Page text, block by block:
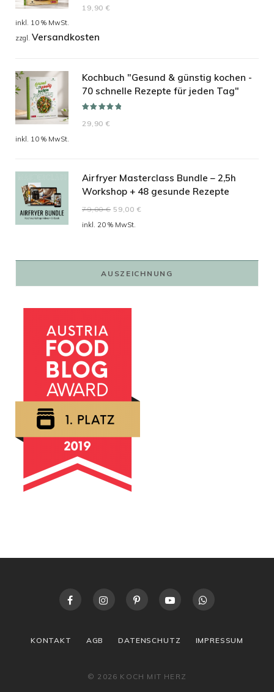
5.00 von 5
19,90€
inkl. 10 % MwSt.
zzgl. Versandkosten
Kochbuch "Gesund & günstig kochen -
70 schnelle Rezepte für jeden Tag"
5.00 von 5
29,90€
inkl. 10 % MwSt.
Airfryer Masterclass Bundle – 2,5h
Workshop + 48 gesunde Rezepte
79,00€ Ursprünglicher
Preis
59,00 €
inkl. 20 % MwSt.
AUSZEICHNUNG
KONTAKT AGB DATENSCHUTZ IMPRESSUM
© 2026 KOCH MIT HERZ